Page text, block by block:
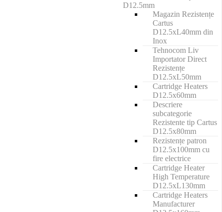
D12.5mm
Magazin Rezistențe
Cartus
D12.5xL40mm din
Inox
Tehnocom Liv
Importator Direct
Rezistențe
D12.5xL50mm
Cartridge Heaters
D12.5x60mm
Descriere
subcategorie
Rezistente tip Cartus
D12.5x80mm
Rezistențe patron
D12.5x100mm cu
fire electrice
Cartridge Heater
High Temperature
D12.5xL130mm
Cartridge Heaters
Manufacturer